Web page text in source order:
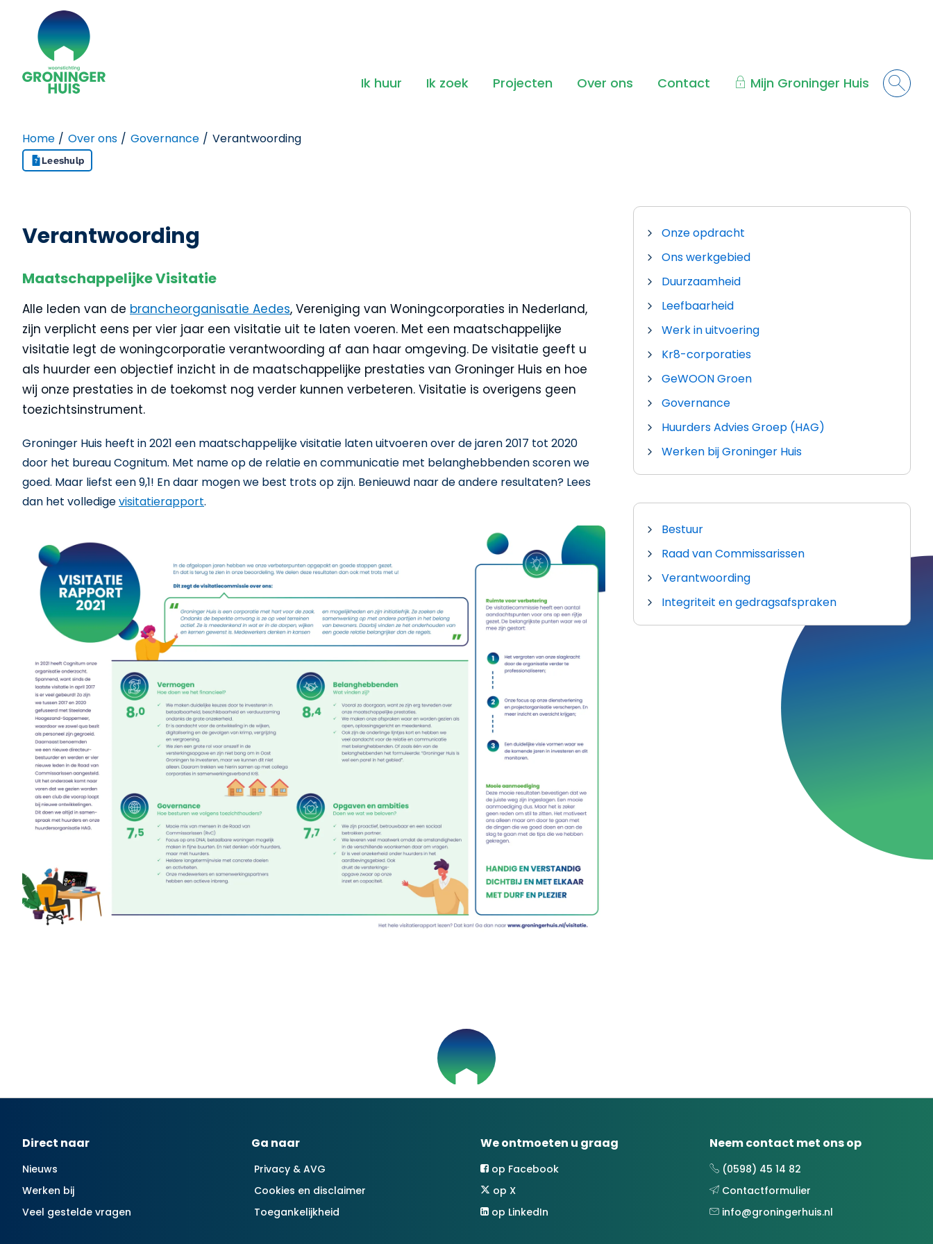
Naar de homepage
Ik huur Ik zoek Projecten Over ons Contact Mijn Groninger Huis
Home Over ons Governance Verantwoording
Leeshulp
Verantwoording
Maatschappelijke Visitatie
Alle leden van de brancheorganisatie Aedes, Vereniging van Woningcorporaties in Nederland,
zijn verplicht eens per vier jaar een visitatie uit te laten voeren. Met een maatschappelijke
visitatie legt de woningcorporatie verantwoording af aan haar omgeving. De visitatie geeft u
als huurder een objectief inzicht in de maatschappelijke prestaties van Groninger Huis en hoe
wij onze prestaties in de toekomst nog verder kunnen verbeteren. Visitatie is overigens geen
toezichtsinstrument.
Groninger Huis heeft in 2021 een maatschappelijke visitatie laten uitvoeren over de jaren 2017 tot 2020
door het bureau Cognitum. Met name op de relatie en communicatie met belanghebbenden scoren we
goed. Maar liefst een 9,1! En daar mogen we best trots op zijn. Benieuwd naar de andere resultaten? Lees
dan het volledigevisitatierapport.
Onze opdracht
Ons werkgebied
Duurzaamheid
Leefbaarheid
Werk in uitvoering
Kr8-corporaties
GeWOON Groen
Governance
Huurders Advies Groep (HAG)
Werken bij Groninger Huis
Bestuur
Raad van Commissarissen
Verantwoording
Integriteit en gedragsafspraken
Contactinformatie
Direct naar
Nieuws
Werken bij
Veel gestelde vragen
Ga naar
Privacy & AVG
Cookies en disclaimer
Toegankelijkheid
We ontmoeten u graag
op Facebook
op X
op LinkedIn
Neem contact met ons op
(0598) 45 14 82
Contactformulier
info@groningerhuis.nl